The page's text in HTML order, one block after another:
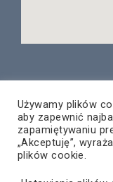
©
Wszelkie
Używamy plików
aby zapewnić
zapamiętywaniu
„Akceptuję”,
plików cookie.